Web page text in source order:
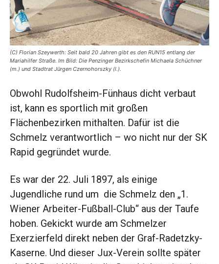
(C) Florian Szeywerth: Seit bald 20 Jahren gibt es den RUN15 entlang der
Mariahilfer Straße. Im Bild: Die Penzinger Bezirkschefin Michaela Schüchner
(m.) und Stadtrat Jürgen Czernohorszky (l.).
Obwohl Rudolfsheim-Fünhaus dicht verbaut
ist, kann es sportlich mit großen
Flächenbezirken mithalten. Dafür ist die
Schmelz verantwortlich – wo nicht nur der SK
Rapid gegründet wurde.
Es war der 22. Juli 1897, als einige
Jugendliche rund um die Schmelz den „1.
Wiener Arbeiter-Fußball-Club“ aus der Taufe
hoben. Gekickt wurde am Schmelzer
Exerzierfeld direkt neben der Graf-Radetzky-
Kaserne. Und dieser Jux-Verein sollte später